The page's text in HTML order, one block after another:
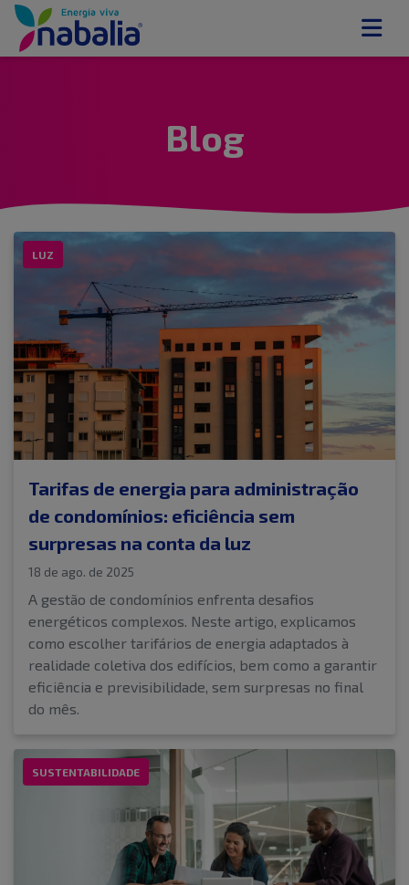
Blog
LUZ
Tarifas de energia para administração
de condomínios: eficiência sem
surpresas na conta da luz
18 de ago. de 2025
A gestão de condomínios enfrenta desafios
energéticos complexos. Neste artigo, explicamos
como escolher tarifários de energia adaptados à
realidade coletiva dos edifícios, bem como a garantir
eficiência e previsibilidade, sem surpresas no final
do mês.
SUSTENTABILIDADE